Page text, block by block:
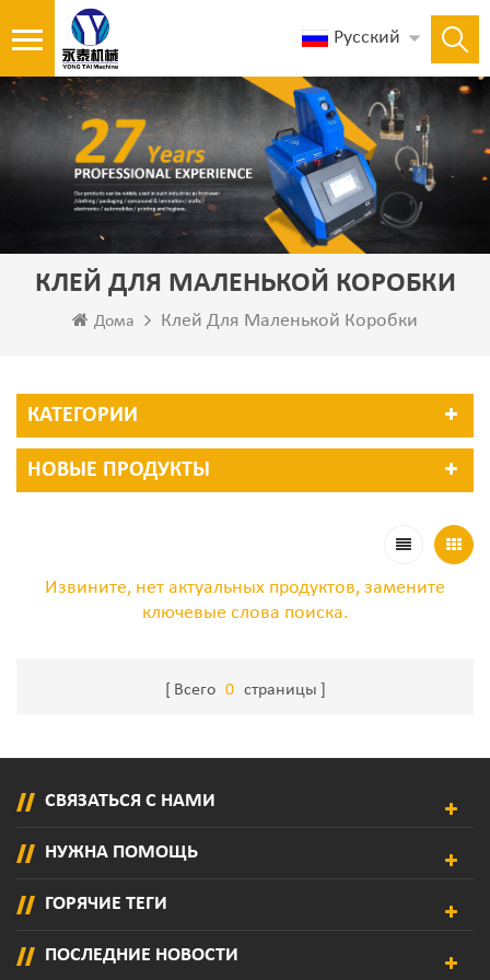
Русский
КЛЕЙ ДЛЯ МАЛЕНЬКОЙ КОРОБКИ
Дома Клей Для Маленькой Коробки
КАТЕГОРИИ
НОВЫЕ ПРОДУКТЫ
Извините, нет актуальных продуктов, замените
ключевые слова поиска.
Всего 0 страницы
СВЯЗАТЬСЯ С НАМИ
НУЖНА ПОМОЩЬ
ГОРЯЧИЕ ТЕГИ
ПОСЛЕДНИЕ НОВОСТИ